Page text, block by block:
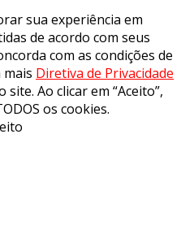
sua experiência em
de acordo com seus
com as condições de
mais Diretiva de Privacidade
Ao clicar em “Aceito”,
os cookies.